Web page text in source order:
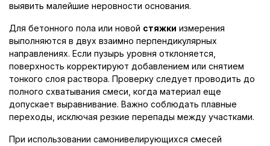
выявить малейшие неровности основания.
Для бетонного пола или новой стяжки измерения
выполняются в двух взаимно перпендикулярных
направлениях. Если пузырь уровня отклоняется,
поверхность корректируют добавлением или снятием
тонкого слоя раствора. Проверку следует проводить до
полного схватывания смеси, когда материал еще
допускает выравнивание. Важно соблюдать плавные
переходы, исключая резкие перепады между участками.
При использовании самонивелирующихся смесей